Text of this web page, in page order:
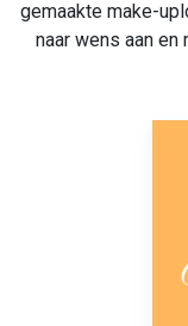
gemaakte make-
naar wens aan en